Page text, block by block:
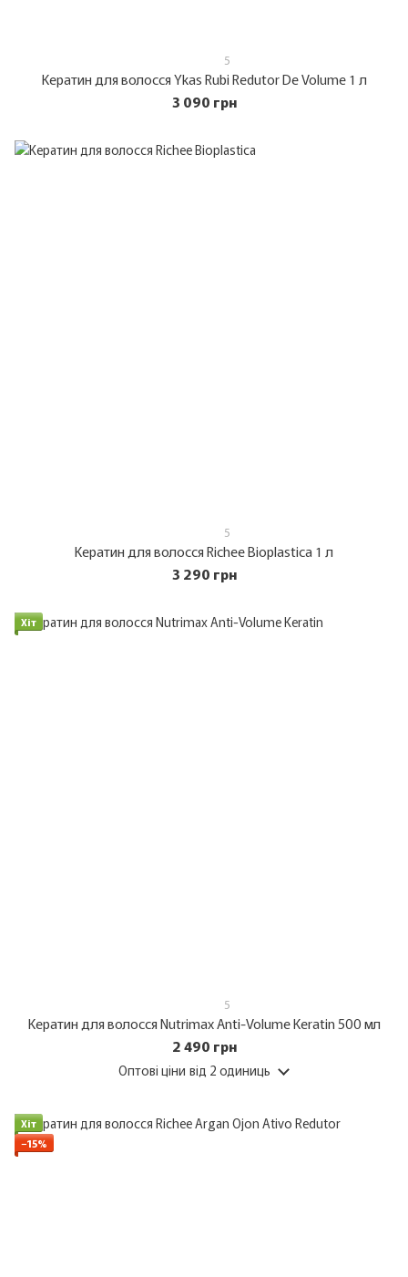
5
Кератин для волосся Ykas Rubi Redutor De Volume 1 л
3 090 грн
5
Кератин для волосся Richee Bioplastica 1 л
3 290 грн
Хіт
5
Кератин для волосся Nutrimax Anti-Volume Keratin 500 мл
2 490 грн
Оптові ціни від 2 одиниць
Хіт
−15%